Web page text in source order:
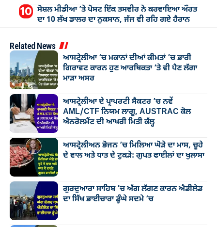
ਸੋਸ਼ਲ ਮੀਡੀਆ ’ਤੇ ਪੋਸਟ ਇੱਕ ਤਸਵੀਰ ਨੇ ਕਰਵਾਇਆ ਔਰਤ
ਦਾ 10 ਲੱਖ ਡਾਲਰ ਦਾ ਨੁਕਸਾਨ, ਜੱਜ ਵੀ ਰਹਿ ਗਏ ਹੈਰਾਨ
Related News
ਆਸਟ੍ਰੇਲੀਆ ’ਚ ਮਕਾਨਾਂ ਦੀਆਂ ਕੀਮਤਾਂ ’ਚ ਭਾਰੀ
ਗਿਰਾਵਟ ਕਾਰਨ ਹੁਣ ਆਰਥਿਕਤਾ ’ਤੇ ਵੀ ਪੈਣ ਲੱਗਾ
ਮਾੜਾ ਅਸਰ
ਆਸਟ੍ਰੇਲੀਆ ਦੇ ਪ੍ਰਾਪਰਟੀ ਸੈਕਟਰ ’ਚ ਨਵੇਂ
AML/CTF ਨਿਯਮ ਲਾਗੂ, AUSTRAC ਕੋਲ
ਐਨਰੋਲਮੈਂਟ ਦੀ ਆਖਰੀ ਮਿਤੀ ਕੱਲ੍ਹ
ਆਸਟ੍ਰੇਲੀਅਨ ਭੋਜਨ ’ਚ ਮਿਲਿਆ ਘੋੜੇ ਦਾ ਮਾਸ, ਚੂਹੇ
ਦੇ ਵਾਲ ਅਤੇ ਧਾਤ ਦੇ ਟੁਕੜੇ: ਗੁਪਤ ਫਾਈਲਾਂ ਦਾ ਖੁਲਾਸਾ
ਗੁਰਦੁਆਰਾ ਸਾਹਿਬ ’ਚ ਅੱਗ ਲੱਗਣ ਕਾਰਨ ਐਡੀਲੇਡ
ਦਾ ਸਿੱਖ ਭਾਈਚਾਰਾ ਡੂੰਘੇ ਸਦਮੇ ’ਚ